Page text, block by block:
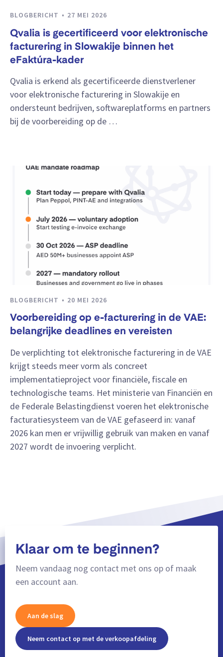
BLOGBERICHT 27 MEI 2026
Qvalia is gecertificeerd voor elektronische
facturering in Slowakije binnen het
eFaktúra-kader
Qvalia is erkend als gecertificeerde dienstverlener
voor elektronische facturering in Slowakije en
ondersteunt bedrijven, softwareplatforms en partners
bij de voorbereiding op de …
BLOGBERICHT 20 MEI 2026
Voorbereiding op e-facturering in de VAE:
belangrijke deadlines en vereisten
De verplichting tot elektronische facturering in de VAE
krijgt steeds meer vorm als concreet
implementatieproject voor financiële, fiscale en
technologische teams. Het ministerie van Financiën en
de Federale Belastingdienst voeren het elektronische
facturatiesysteem van de VAE gefaseerd in: vanaf
2026 kan men er vrijwillig gebruik van maken en vanaf
2027 wordt de invoering verplicht.
Klaar om te beginnen?
Neem vandaag nog contact met ons op of maak
een account aan.
Aan de slag
Neem contact op met de verkoopafdeling